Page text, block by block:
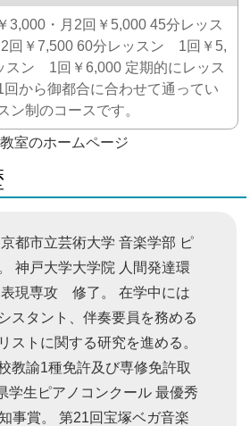
3,000・月2回￥5,000 45分レッス
2回￥7,500 60分レッスン 1回￥5,
スン 1回￥6,000 定期的にレッス
から御都合に合わせて通ってい
ン制のコースです。
都市立芸術大学 音楽学部 ピ
神戸大学大学院 人間発達環
現専攻 修了。 在学中には
スタント、伴奏要員を務める
ストに関する研究を進める。
教諭1種免許及び専修免許取
学生ピアノコンクール 最優秀
事賞。 第21回宝塚ベガ音楽